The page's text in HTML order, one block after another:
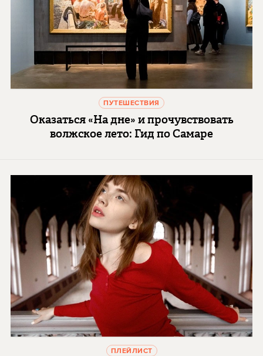
ПУТЕШЕСТВИЯ
Оказаться «На дне» и прочувствовать
волжское лето: Гид по Самаре
ПЛЕЙЛИСТ